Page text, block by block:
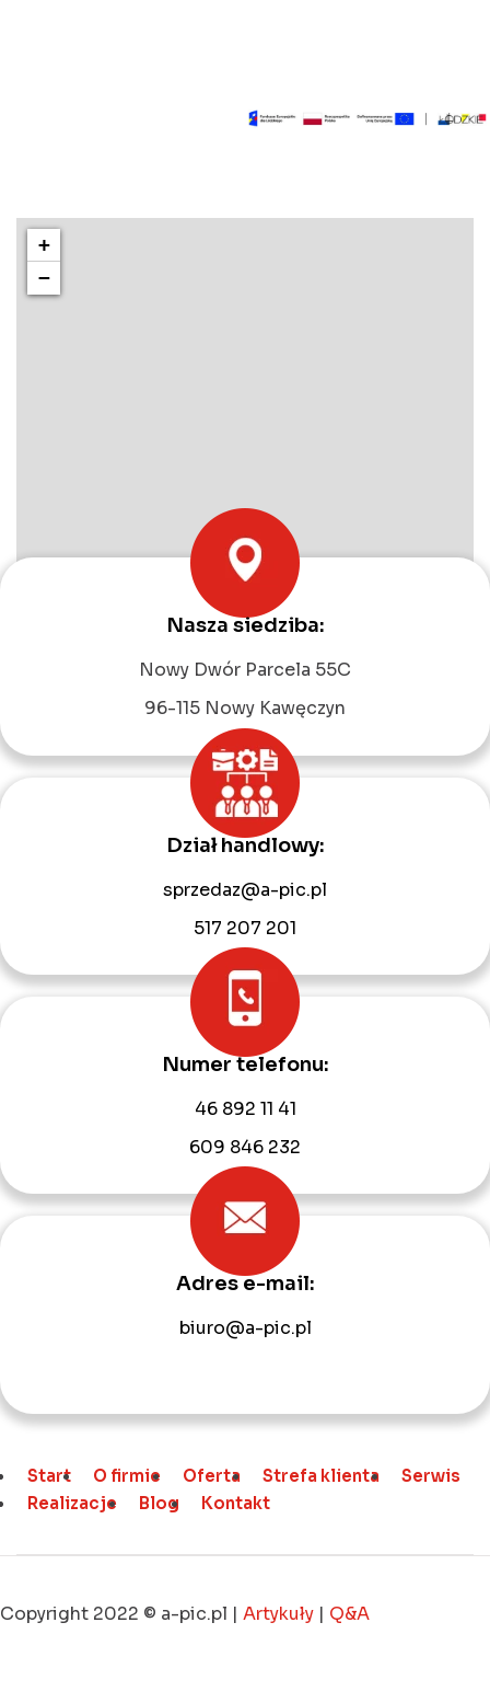
+
−
Nasza siedziba:
Nowy Dwór Parcela 55C
96-115 Nowy Kawęczyn
Dział handlowy:
sprzedaz@a-pic.pl
517 207 201
Numer telefonu:
46 892 11 41
609 846 232
Adres e-mail:
biuro@a-pic.pl
Start O firmie Oferta Strefa klienta
Serwis
Realizacje
Blog Kontakt
Copyright 2022 © a-pic.pl | Artykuły | Q&A